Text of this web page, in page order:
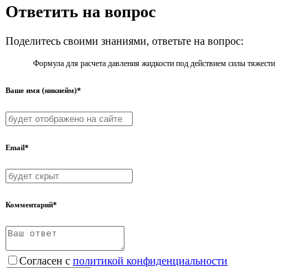
Ответить на вопрос
Поделитесь своими знаниями, ответьте на вопрос:
Формула для расчета давления жидкости под действием силы тяжести
Ваше имя (никнейм)*
Email*
Комментарий*
Согласен с политикой конфиденциальности